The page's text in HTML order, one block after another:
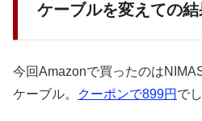
ケーブルを変えての結
今回Amazonで買ったのは
ケーブル。
クーポンで899円 で